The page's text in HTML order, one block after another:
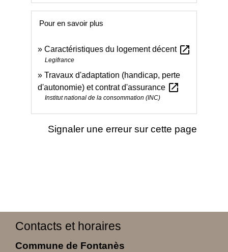
Pour en savoir plus
Caractéristiques du logement décent open_in_new
Legifrance
Travaux d'adaptation (handicap, perte
d'autonomie) et contrat d'assurance open_in_new
Institut national de la consommation (INC)
Signaler une erreur sur cette page
Contacts et horaires
Commune de Fontanès